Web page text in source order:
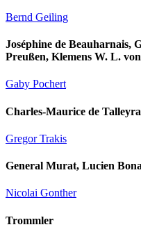
Bernd Geiling
Joséphine de Beauharnais,
Preußen, Klemens W. L.
Gaby Pochert
Charles-Maurice de
Gregor Trakis
General Murat, Lucien
Nicolai Gonther
Trommler